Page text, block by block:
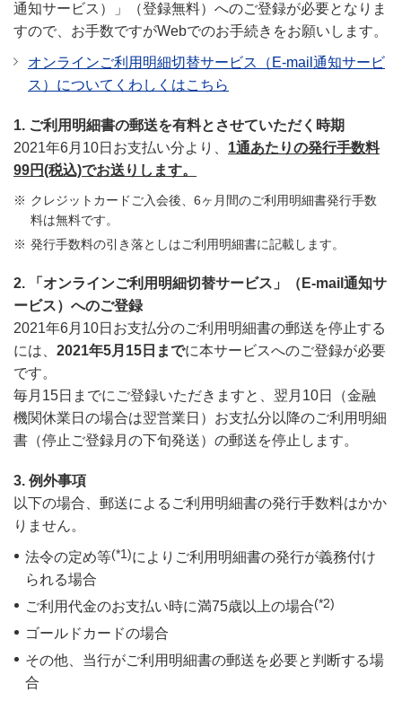
通知サービス）」（登録無料）へのご登録が必要となりま
すので、お手数ですがWebでのお手続きをお願いします。
オンラインご利用明細切替サービス（E-mail通知サービ
ス）についてくわしくはこちら
1. ご利用明細書の郵送を有料とさせていただく時期
2021年6月10日お支払い分より、 1通あたりの発行手数料
99円(税込)でお送りします。
クレジットカードご入会後、6ヶ月間のご利用明細書発行手数
料は無料です。
発行手数料の引き落としはご利用明細書に記載します。
2. 「オンラインご利用明細切替サービス」（E-mail通知サ
ービス）へのご登録
2021年6月10日お支払分のご利用明細書の郵送を停止する
には、 2021年5月15日までに本サービスへのご登録が必要
です。
毎月15日までにご登録いただきますと、翌月10日（金融
機関休業日の場合は翌営業日）お支払分以降のご利用明細
書（停止ご登録月の下旬発送）の郵送を停止します。
3. 例外事項
以下の場合、郵送によるご利用明細書の発行手数料はかか
りません。
法令の定め等(*1)によりご利用明細書の発行が義務付け
られる場合
ご利用代金のお支払い時に満75歳以上の場合(*2)
ゴールドカードの場合
その他、当行がご利用明細書の郵送を必要と判断する場
合